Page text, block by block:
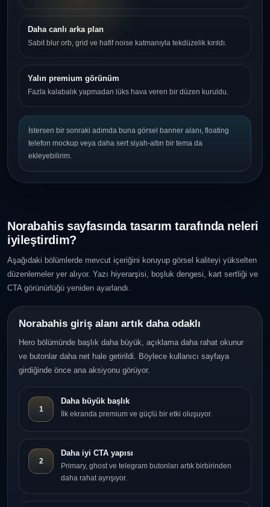
Daha canlı arka plan
Sabit blur orb, grid ve hafif noise katmanıyla tekdüzelik kırıldı.
Yalın premium görünüm
Fazla kalabalık yapmadan lüks hava veren bir düzen kuruldu.
İstersen bir sonraki adımda buna görsel banner alanı, floating
telefon mockup veya daha sert siyah-altın bir tema da
ekleyebilirim.
Norabahis sayfasında tasarım tarafında neleri
iyileştirdim?
Aşağıdaki bölümlerde mevcut içeriğini koruyup görsel kaliteyi yükselten
düzenlemeler yer alıyor. Yazı hiyerarşisi, boşluk dengesi, kart sertliği ve
CTA görünürlüğü yeniden ayarlandı.
Norabahis giriş alanı artık daha odaklı
Hero bölümünde başlık daha büyük, açıklama daha rahat okunur
ve butonlar daha net hale getirildi. Böylece kullanıcı sayfaya
girdiğinde önce ana aksiyonu görüyor.
1
Daha büyük başlık
İlk ekranda premium ve güçlü bir etki oluşuyor.
2
Daha iyi CTA yapısı
Primary, ghost ve telegram butonları artık birbirinden
daha rahat ayrışıyor.